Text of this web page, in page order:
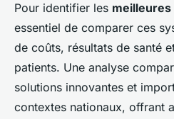
Pour identifier les
essentiel de comparer ces
de coûts, résultats de santé
patients. Une analyse
solutions innovantes et
contextes nationaux, offrant